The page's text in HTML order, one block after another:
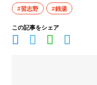
#習志野 #銭湯
この記事をシェア